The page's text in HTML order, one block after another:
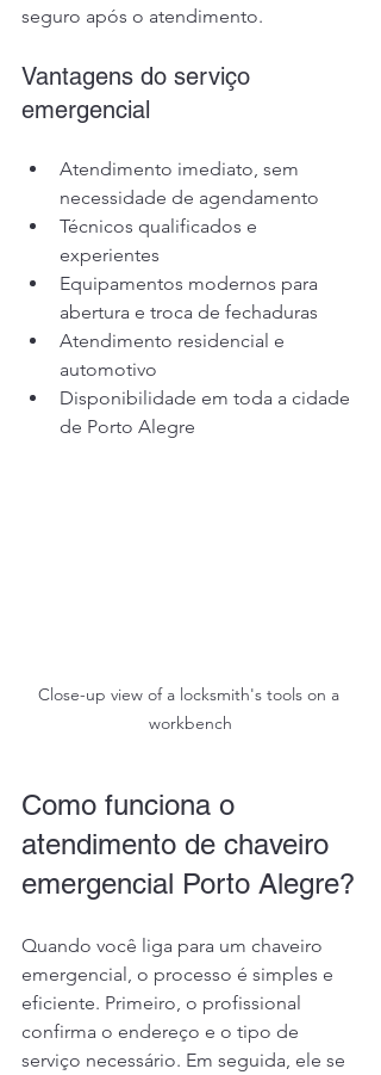
seguro após o atendimento.
Vantagens do serviço
emergencial
Atendimento imediato, sem
necessidade de agendamento
Técnicos qualificados e
experientes
Equipamentos modernos para
abertura e troca de fechaduras
Atendimento residencial e
automotivo
Disponibilidade em toda a cidade
de Porto Alegre
Close-up view of a locksmith's tools on a
workbench
Como funciona o
atendimento de chaveiro
emergencial Porto Alegre?
Quando você liga para um chaveiro
emergencial, o processo é simples e
eficiente. Primeiro, o profissional
confirma o endereço e o tipo de
serviço necessário. Em seguida, ele se